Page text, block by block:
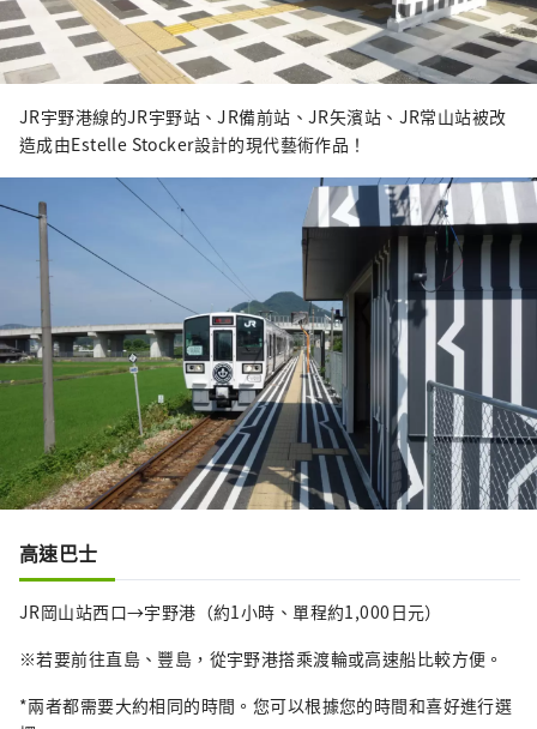
JR宇野港線的JR宇野站、JR備前站、JR矢濱站、JR常山站被改
造成由Estelle Stocker設計的現代藝術作品！
高速巴士
JR岡山站西口→宇野港（約1小時、單程約1,000日元）
※若要前往直島、豐島，從宇野港搭乘渡輪或高速船比較方便。
*兩者都需要大約相同的時間。您可以根據您的時間和喜好進行選